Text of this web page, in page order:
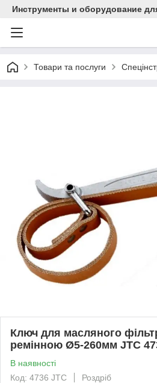
Инструменты и оборудование
Товари та послуги
Ключ для масляного
ремінною Ø5-260мм JTC
В наявності
Код: 4736 JTC
Роздріб